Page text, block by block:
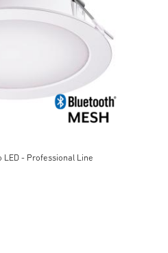
- Professional Line